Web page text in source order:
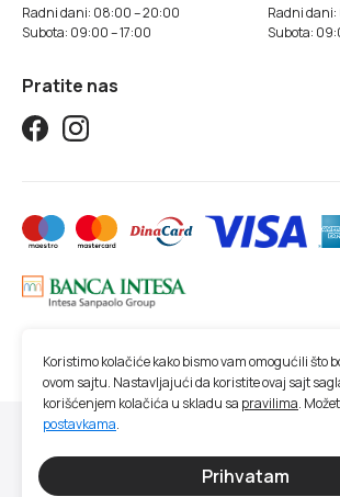
Radni dani: 08:00 – 20:00
Subota: 09:00 – 17:00
Radni
Subota:
Pratite nas
Sve cene na ovom sajtu iskazane su u dinarima. PDV je
SM nastoji da bude što precizniji u opisu proizvoda,
Koristimo kolačiće kako bismo vam omogućili što
ovom sajtu. Nastavljajući da koristite ovaj sajt
korišćenjem kolačića u skladu sa pravilima.
postavkama.
Prihvatam